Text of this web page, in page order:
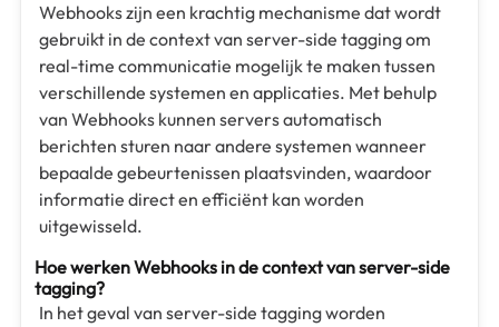
Webhooks zijn een krachtig mechanisme dat wordt
gebruikt in de context van server-side tagging om
real-time communicatie mogelijk te maken tussen
verschillende systemen en applicaties. Met behulp
van Webhooks kunnen servers automatisch
berichten sturen naar andere systemen wanneer
bepaalde gebeurtenissen plaatsvinden, waardoor
informatie direct en efficiënt kan worden
uitgewisseld.
Hoe werken Webhooks in de context van server-side
tagging?
In het geval van server-side tagging worden